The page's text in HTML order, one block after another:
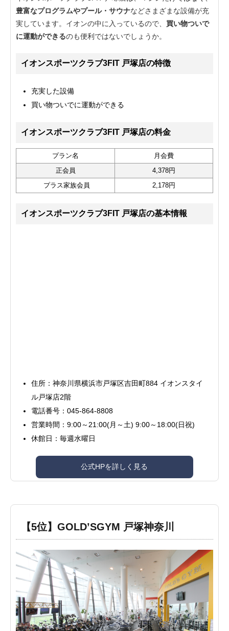
豊富なプログラムやプール・サウナなどさまざまな設備が充
実しています。イオンの中に入っているので、 買い物ついで
に運動ができるのも便利ではないでしょうか。
イオンスポーツクラブ3FIT 戸塚店の特徴
充実した設備
買い物ついでに運動ができる
イオンスポーツクラブ3FIT 戸塚店の料金
プラン名
月会費
正会員
4,378円
プラス家族会員
2,178円
イオンスポーツクラブ3FIT 戸塚店の基本情報
住所：神奈川県横浜市戸塚区吉田町884 イオンスタイ
ル戸塚店2階
電話番号：045-864-8808
営業時間：9:00～21:00(月～土) 9:00～18:00(日祝)
休館日：毎週水曜日
公式HPを詳しく見る
【5位】GOLD’SGYM 戸塚神奈川